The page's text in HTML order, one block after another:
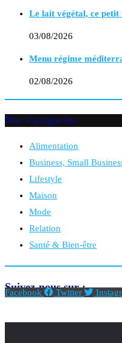
Le lait végétal, ce petit
03/08/2026
Menu régime
02/08/2026
Nos Catégories
Alimentation
Business, Small
Lifestyle
Maison
Mode
Relation
Santé & Bien-être
Suivez-nous sur :
Facebook Twitter